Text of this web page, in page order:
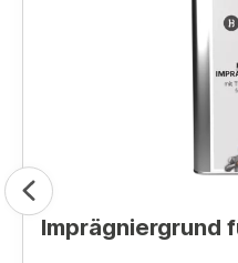
Imprägniergrund